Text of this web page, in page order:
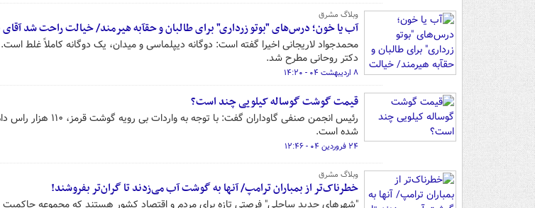
وبلاگ مشرق
آب یا خون؛ درس‌های "بوتو زرداری" برای طالبان و حقآبه هیرمند/ خیالت راحت شد آقای
محمدجواد لاریجانی اخیرا گفته است: دوگانه دیپلماسی و میدان، یک دوگانه کاملاً غلط
دکتر روحانی مطرح شد.
۸ اردیبهشت ۰۴ - ۱۴:۲۰
قیمت گوشت گوساله کیلویی چند است؟
رئیس انجمن صنفی گاوداران
شده است.
۲۴ فروردین ۰۴ - ۱۲:۴۶
وبلاگ مشرق
خطرناک‌تر از بمباران ترامپ/ آنها به گوشت آب می‌زدند تا گران‌تر بفروشند!
"شهرهای جدید ساحلی" فرصتی تازه برای مردم و اقتصاد کشور هستند که مجموعه حاکمیت